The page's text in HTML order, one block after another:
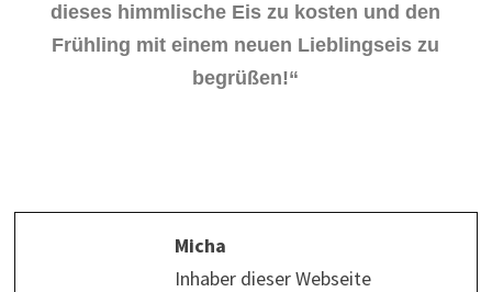
dieses himmlische Eis zu kosten und den
Frühling mit einem neuen Lieblingseis zu
begrüßen!“
Micha
Inhaber dieser Webseite